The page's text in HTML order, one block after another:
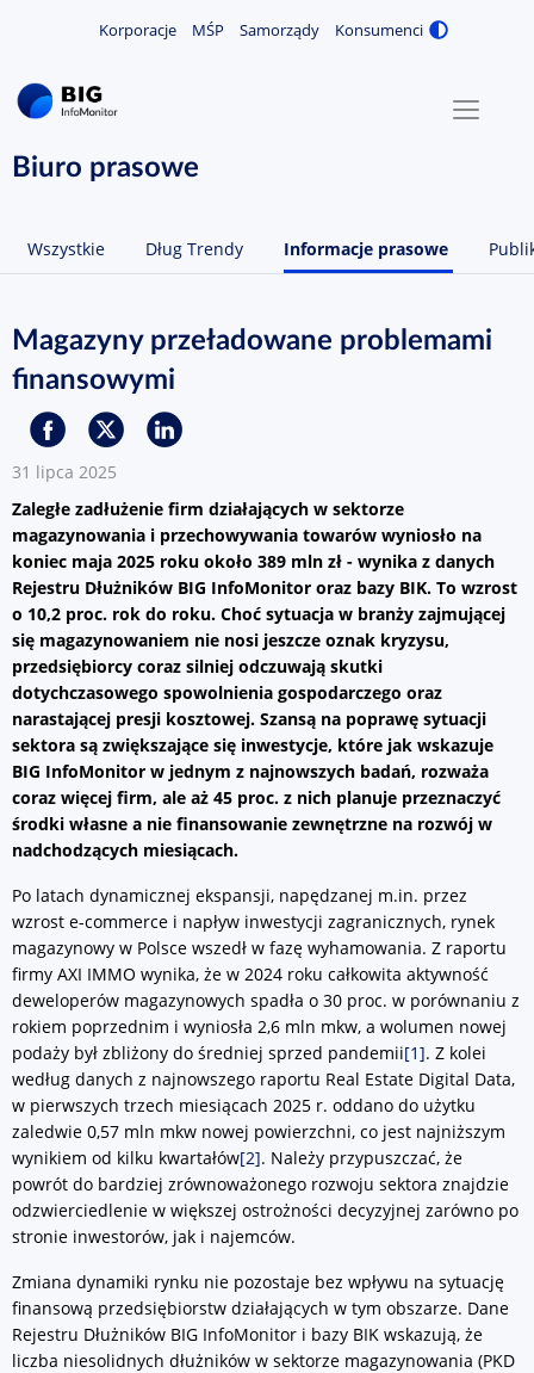
Korporacje MŚP Samorządy Konsumenci
MENU
O NAS
KONTAKT
Biuro prasowe
Wszystkie Dług Trendy Informacje prasowe
Magazyny przeładowane problemami
finansowymi
31 lipca 2025
Zaległe zadłużenie firm działających w sektorze
magazynowania i przechowywania towarów wyniosło na
koniec maja 2025 roku około 389 mln zł - wynika z danych
Rejestru Dłużników BIG InfoMonitor oraz bazy BIK. To wzrost
o 10,2 proc. rok do roku. Choć sytuacja w branży zajmującej
się magazynowaniem nie nosi jeszcze oznak kryzysu,
przedsiębiorcy coraz silniej odczuwają skutki
dotychczasowego spowolnienia gospodarczego oraz
narastającej presji kosztowej. Szansą na poprawę sytuacji
sektora są zwiększające się inwestycje, które jak wskazuje
BIG InfoMonitor w jednym z najnowszych badań, rozważa
coraz więcej firm, ale aż 45 proc. z nich planuje przeznaczyć
środki własne a nie finansowanie zewnętrzne na rozwój w
nadchodzących miesiącach.
Po latach dynamicznej ekspansji, napędzanej m.in. przez
wzrost e-commerce i napływ inwestycji zagranicznych, rynek
magazynowy w Polsce wszedł w fazę wyhamowania. Z raportu
firmy AXI IMMO wynika, że w 2024 roku całkowita aktywność
deweloperów magazynowych spadła o 30 proc. w porównaniu z
rokiem poprzednim i wyniosła 2,6 mln mkw, a wolumen nowej
podaży był zbliżony do średniej sprzed pandemii[1]. Z kolei
według danych z najnowszego raportu Real Estate Digital Data,
w pierwszych trzech miesiącach 2025 r. oddano do użytku
zaledwie 0,57 mln mkw nowej powierzchni, co jest najniższym
wynikiem od kilku kwartałów[2]. Należy przypuszczać, że
powrót do bardziej zrównoważonego rozwoju sektora znajdzie
odzwierciedlenie w większej ostrożności decyzyjnej zarówno po
stronie inwestorów, jak i najemców.
Zmiana dynamiki rynku nie pozostaje bez wpływu na sytuację
finansową przedsiębiorstw działających w tym obszarze. Dane
Rejestru Dłużników BIG InfoMonitor i bazy BIK wskazują, że
liczba niesolidnych dłużników w sektorze magazynowania (PKD